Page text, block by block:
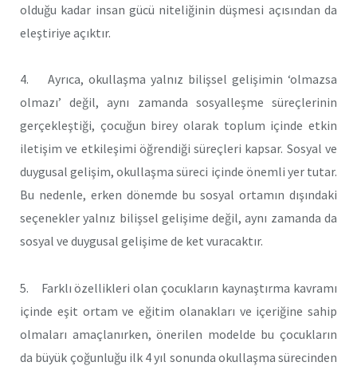
olduğu kadar insan gücü niteliğinin düşmesi açısından da
eleştiriye açıktır.
4. Ayrıca, okullaşma yalnız bilişsel gelişimin ‘olmazsa
olmazı’ değil, aynı zamanda sosyalleşme süreçlerinin
gerçekleştiği, çocuğun birey olarak toplum içinde etkin
iletişim ve etkileşimi öğrendiği süreçleri kapsar. Sosyal ve
duygusal gelişim, okullaşma süreci içinde önemli yer tutar.
Bu nedenle, erken dönemde bu sosyal ortamın dışındaki
seçenekler yalnız bilişsel gelişime değil, aynı zamanda da
sosyal ve duygusal gelişime de ket vuracaktır.
5. Farklı özellikleri olan çocukların kaynaştırma kavramı
içinde eşit ortam ve eğitim olanakları ve içeriğine sahip
olmaları amaçlanırken, önerilen modelde bu çocukların
da büyük çoğunluğu ilk 4 yıl sonunda okullaşma sürecinden